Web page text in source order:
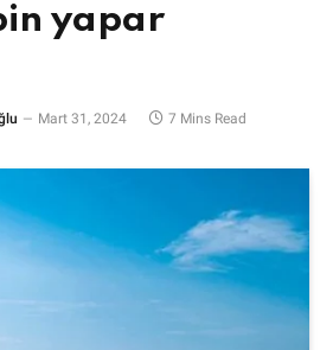
yapar
Mart 31, 2024 7 Mins Read